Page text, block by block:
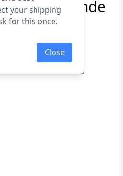
your shipping
for this once.
Close
– Utgående